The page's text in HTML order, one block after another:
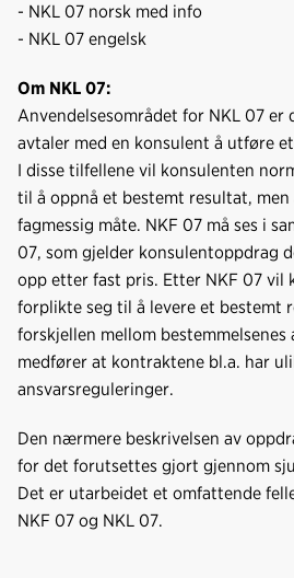
- NKL 07 norsk med info
- NKL 07 engelsk
Om NKL 07:
Anvendelsesområdet for NKL 07 er
avtaler med en konsulent å utføre
I disse tilfellene vil konsulenten
til å oppnå et bestemt resultat,
fagmessig måte. NKF 07 må ses i
07, som gjelder konsulentoppdrag
opp etter fast pris. Etter NKF 07 vil
forplikte seg til å levere et bestemt
forskjellen mellom bestemmelsenes
medfører at kontraktene bl.a. har
ansvarsreguleringer.
Den nærmere beskrivelsen av
for det forutsettes gjort gjennom
Det er utarbeidet et omfattende
NKF 07 og NKL 07.